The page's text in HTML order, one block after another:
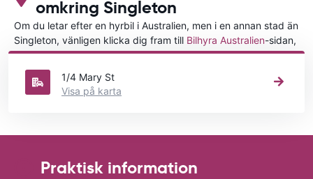
omkring Singleton
Om du letar efter en hyrbil i Australien, men i en annan stad än
Singleton, vänligen klicka dig fram till Bilhyra Australien-sidan,
där du kan välja i vilken stad i Australien du vill hyra en bil.
1/4 Mary St
Visa på karta
Praktisk information